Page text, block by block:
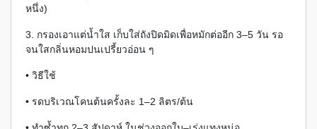
หนึ่ง)
3. กรองเอาแต่น้ำใส เก็บใส่ถังปิดมิดเพื่อหมักต่ออีก 3–5 วัน รอ
จนใสกลิ่นหอมปนเปรี้ยวอ่อน ๆ
• วิธีใช้
• รดบริเวณโคนต้นครั้งละ 1–2 ลิตร/ต้น